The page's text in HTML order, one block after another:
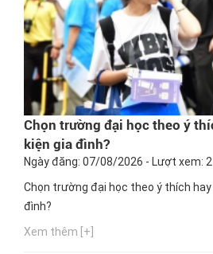
Chọn trường đại học theo ý
kiện gia đình?
Ngày đăng: 07/08/2026 - Lượt xem:
Chọn trường đại học theo ý thích
đình?
Xem thêm [+]